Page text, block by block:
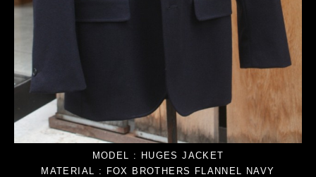
MODEL : HUGES JACKET
MATERIAL : FOX BROTHERS FLANNEL NAVY